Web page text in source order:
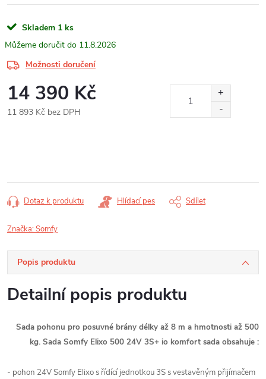
Skladem 1 ks
11.8.2026
Možnosti doručení
14 390 Kč
11 893 Kč bez DPH
Dotaz k produktu Hlídací pes Sdílet
Značka:Somfy
Popis produktu
Detailní popis produktu
Sada pohonu pro posuvné brány délky až 8 m a hmotnosti až 500
kg. Sada Somfy Elixo 500 24V 3S+ io komfort sada obsahuje :
- pohon 24V Somfy Elixo s řídící jednotkou 3S s vestavěným přijímačem